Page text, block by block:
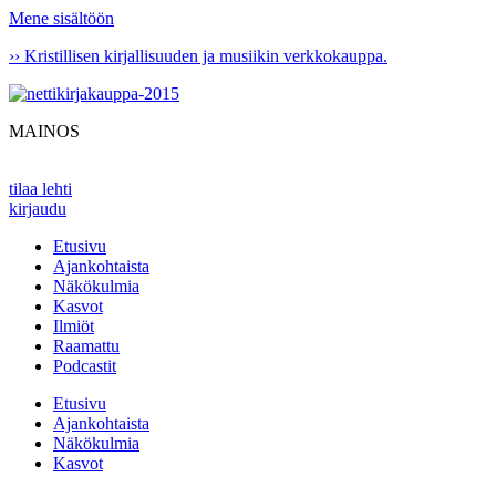
Mene sisältöön
›› Kristillisen kirjallisuuden ja musiikin verkkokauppa.
MAINOS
tilaa lehti
kirjaudu
Etusivu
Ajankohtaista
Näkökulmia
Kasvot
Ilmiöt
Raamattu
Podcastit
Etusivu
Ajankohtaista
Näkökulmia
Kasvot